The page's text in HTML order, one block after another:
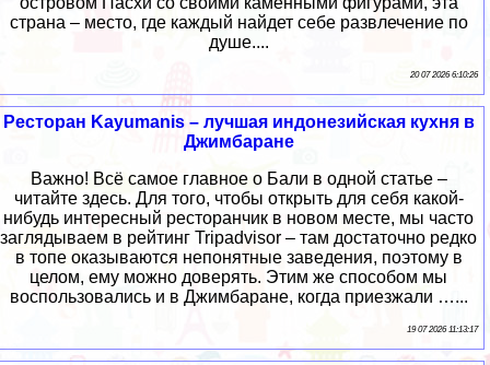
страна – место, где каждый найдет себе развлечение по
душе....
20 07 2026 6:10:26
Ресторан Kayumanis – лучшая индонезийская кухня в
Джимбаране
Важно! Всё самое главное о Бали в одной статье –
читайте здесь. Для того, чтобы открыть для себя какой-
нибудь интересный ресторанчик в новом месте, мы часто
заглядываем в рейтинг Tripadvisor – там достаточно редко
в топе оказываются непонятные заведения, поэтому в
целом, ему можно доверять. Этим же способом мы
воспользовались и в Джимбаране, когда приезжали …...
19 07 2026 11:13:17